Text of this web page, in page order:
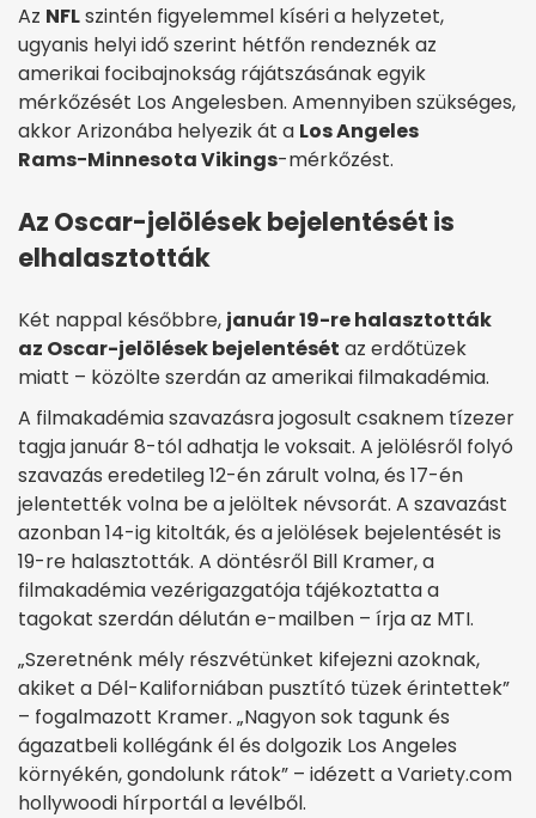
Az NFLszintén figyelemmel kíséri a helyzetet,
ugyanis helyi idő szerint hétfőn rendeznék az
amerikai focibajnokság rájátszásának egyik
mérkőzését Los Angelesben. Amennyiben szükséges,
akkor Arizonába helyezik át a Los Angeles
Rams−Minnesota Vikings-mérkőzést.
Az Oscar-jelölések bejelentését is
elhalasztották
Két nappal későbbre, január 19-re halasztották
az Oscar-jelölések bejelentését az erdőtüzek
miatt – közölte szerdán az amerikai filmakadémia.
A filmakadémia szavazásra jogosult csaknem tízezer
tagja január 8-tól adhatja le voksait. A jelölésről folyó
szavazás eredetileg 12-én zárult volna, és 17-én
jelentették volna be a jelöltek névsorát. A szavazást
azonban 14-ig kitolták, és a jelölések bejelentését is
19-re halasztották. A döntésről Bill Kramer, a
filmakadémia vezérigazgatója tájékoztatta a
tagokat szerdán délután e-mailben – írja az MTI.
„Szeretnénk mély részvétünket kifejezni azoknak,
akiket a Dél-Kaliforniában pusztító tüzek érintettek”
– fogalmazott Kramer. „Nagyon sok tagunk és
ágazatbeli kollégánk él és dolgozik Los Angeles
környékén, gondolunk rátok” – idézett a Variety.com
hollywoodi hírportál a levélből.